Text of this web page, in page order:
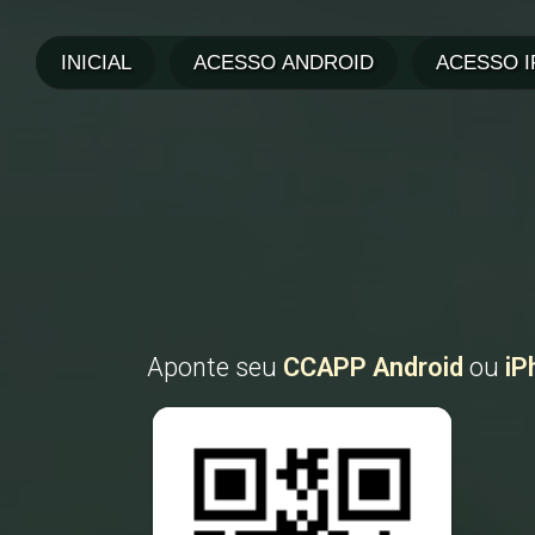
Aponte seu CCAPP Android ou